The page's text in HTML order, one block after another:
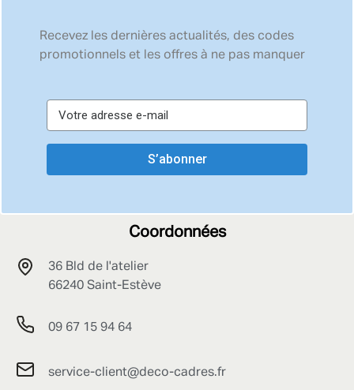
Recevez les dernières actualités, des codes
promotionnels et les offres à ne pas manquer
S’abonner
Coordonnées
36 Bld de l'atelier
66240 Saint-Estève
09 67 15 94 64
service-client@deco-cadres.fr